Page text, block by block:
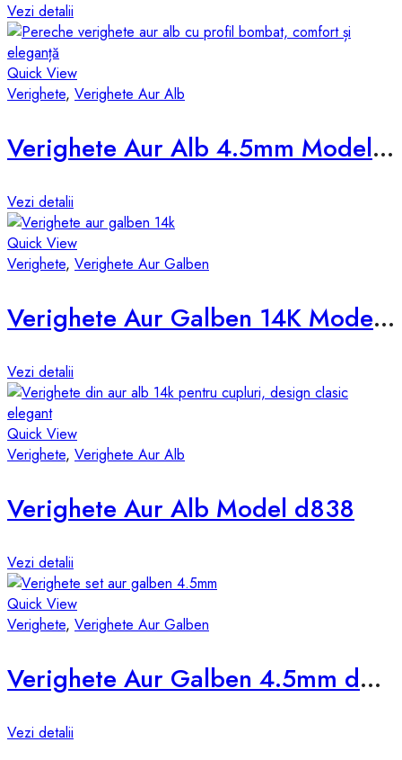
Vezi detalii
Quick View
Verighete, Verighete Aur Alb
Verighete Aur Alb 4.5mm Model d531-a
Vezi detalii
Quick View
Verighete, Verighete Aur Galben
Verighete Aur Galben 14K Model d632-g
Vezi detalii
Quick View
Verighete, Verighete Aur Alb
Verighete Aur Alb Model d838
Vezi detalii
Quick View
Verighete, Verighete Aur Galben
Verighete Aur Galben 4.5mm d531-g
Vezi detalii